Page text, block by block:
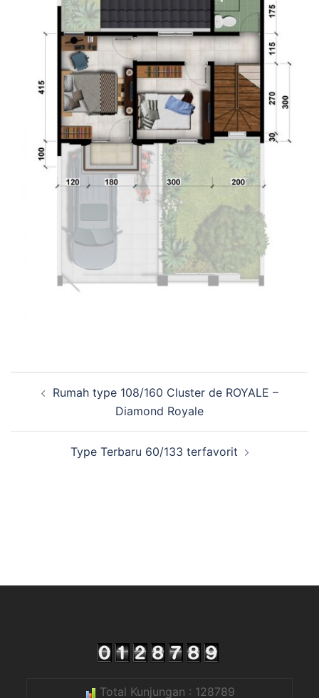
Rumah type 108/160 Cluster de ROYALE –
Diamond Royale
Type Terbaru 60/133 terfavorit
Total Kunjungan : 128789